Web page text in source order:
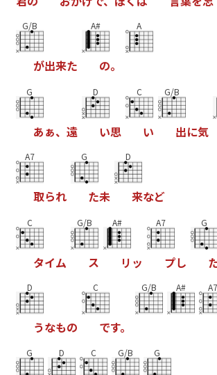
G/B
が出来た
A#
の。
A
G
あぁ、 遠
D
い思
C
い
G/B
出に気
A7
取られ
G
た未
D
来など
C
タイム
G/B
ス
A#
リ ッ
A7
プし
G
D
うなもの
C
です。
G/B A# A7
G D C G/B G